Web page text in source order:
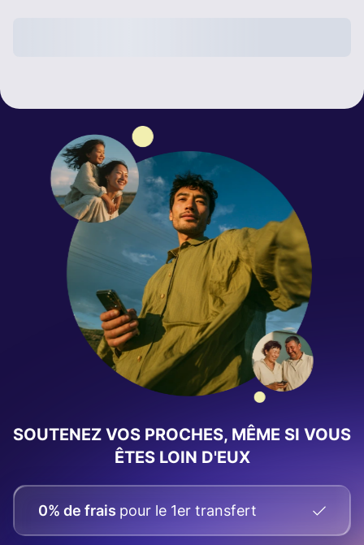
SOUTENEZ VOS PROCHES, MÊME SI VOUS
ÊTES LOIN D'EUX
0% de frais pour le 1er transfert